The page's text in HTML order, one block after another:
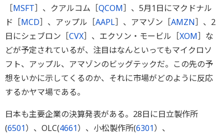
［MSFT］、クアルコム［QCOM］、5月1日にマクドナル
ド［MCD］、アップル［AAPL］、アマゾン［AMZN］、2
日にシェブロン［CVX］、エクソン・モービル［XOM］な
どが予定されているが、注目はなんといってもマイクロソ
フト、アップル、アマゾンのビッグテックだ。この先の予
想をいかに示してくるのか、それに市場がどのように反応
するかヤマ場である。
日本も主要企業の決算発表がある。28日に日立製作所
(6501）、OLC(4661）、小松製作所(6301）、